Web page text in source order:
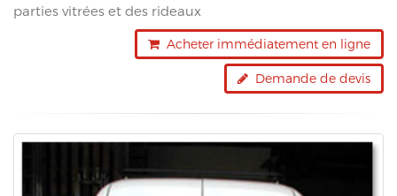
parties vitrées et des rideaux
Acheter immédiatement en ligne
Demande de devis